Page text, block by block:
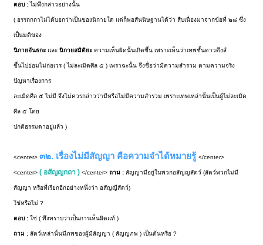
ตอบ :ไม่พึงกล่าวอย่างนั้น
( อรรถกถาไม่ได้บอกว่าเป็นของนิกายใด แต่ก็พอสันนิษฐานได้ว่า สืบเนื่องมาจากข้อที่ ๒๘ ซึ่ง
เป็นมติของ
นิกายอันธกะ และนิกายสมิติยะความเห็นผิดนั้นเกิดขึ้น เพราะเห็นว่าเทพชั้นดาวดึงส์
ขึ้นไปย่อมไม่ก่อเวร ( ไม่ละเมิดศีล ๕ ) เพราฉะนั้น จึงชื่อว่ามีความสำรวม ตามความจริง
ปัญหาเรื่องการ
ละเมิดศีล ๕ ไม่มี จึงไม่ควรกล่าวว่ามีหรือไม่มีความสำรวม เพราะเทพเหล่านั้นเป็นผู้ไม่ละเมิด
ศีล ๕ โดย
ปกติธรรมดาอยู่แล้ว )
<center>๓๒. เรื่องไม่มีสัญญา คือความจำได้หมายรู้ </center>
<center>( อสัญญกถา )</center>ถาม :สัญญามีอยู่ในพวกอสัญญสัตว์ (สัตว์พวกไม่มี
สัญญา หรือที่เรียกอีกอย่างหนึ่งว่า อสัญญีสัตว์)
ใช่หรือไม่ ?
ตอบ :ใช่ ( พึงทราบว่าเป็นการเห็นผิดแท้ )
ถาม :สัตว์เหล่านั้นมีภพของผู้มีสัญญา ( สัญญภพ ) เป็นต้นหรือ ?